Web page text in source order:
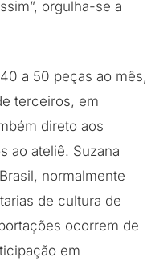
orgulha-se a
a 50 peças ao mês,
terceiros, em
direto aos
ao ateliê. Suzana
normalmente
de cultura de
ocorrem de
em